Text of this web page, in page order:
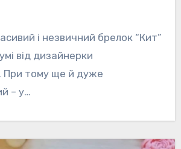
від дизайнерки
При тому ще й дуже
– у…